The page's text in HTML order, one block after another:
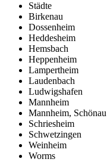
Städte
Birkenau
Dossenheim
Heddesheim
Hemsbach
Heppenheim
Lampertheim
Laudenbach
Ludwigshafen
Mannheim
Mannheim, Schönau
Schriesheim
Schwetzingen
Weinheim
Worms